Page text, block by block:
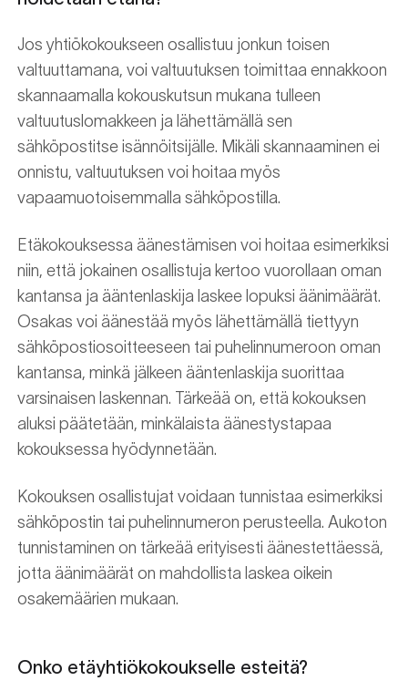
Jos yhtiökokoukseen osallistuu jonkun toisen
valtuuttamana, voi valtuutuksen toimittaa ennakkoon
skannaamalla kokouskutsun mukana tulleen
valtuutuslomakkeen ja lähettämällä sen
sähköpostitse isännöitsijälle. Mikäli skannaaminen ei
onnistu, valtuutuksen voi hoitaa myös
vapaamuotoisemmalla sähköpostilla.
Etäkokouksessa äänestämisen voi hoitaa esimerkiksi
niin, että jokainen osallistuja kertoo vuorollaan oman
kantansa ja ääntenlaskija laskee lopuksi äänimäärät.
Osakas voi äänestää myös lähettämällä tiettyyn
sähköpostiosoitteeseen tai puhelinnumeroon oman
kantansa, minkä jälkeen ääntenlaskija suorittaa
varsinaisen laskennan. Tärkeää on, että kokouksen
aluksi päätetään, minkälaista äänestystapaa
kokouksessa hyödynnetään.
Kokouksen osallistujat voidaan tunnistaa esimerkiksi
sähköpostin tai puhelinnumeron perusteella. Aukoton
tunnistaminen on tärkeää erityisesti äänestettäessä,
jotta äänimäärät on mahdollista laskea oikein
osakemäärien mukaan.
Onko etäyhtiökokoukselle esteitä?